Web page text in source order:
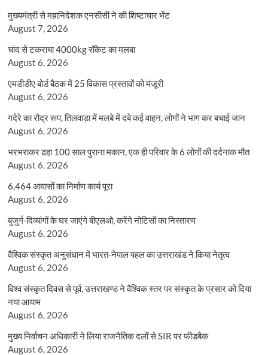
मुख्यमंत्री से महानिदेशक एनसीसी ने की शिष्टाचार भेंट
August 7, 2026
चांद से टकराया 4000kg रॉकेट का मलबा
August 6, 2026
एमडीडीए बोर्ड बैठक में 25 विकास प्रस्तावों को मंजूरी
August 6, 2026
गदेरे का रौद्र रूप, तिलवाड़ा में मलबे में दबे कई वाहन, लोगों ने भाग कर बचाई जान
August 6, 2026
भरभराकर ढहा 100 साल पुराना मकान, एक ही परिवार के 6 लोगों की दर्दनाक मौत
August 6, 2026
6,464 आवासों का निर्माण कार्य पूरा
August 6, 2026
बुजुर्ग-दिव्यांगों के घर जाएंगे बीएलओ, करेंगे नोटिसों का निस्तारण
August 6, 2026
वैश्विक संस्कृत अनुसंधान में भारत-नेपाल पहल का उत्तराखंड ने किया नेतृत्व
August 6, 2026
विश्व संस्कृत दिवस से पूर्व, उत्तराखण्ड ने वैश्विक स्तर पर संस्कृत के प्रसार को दिया
नया आयाम
August 6, 2026
मुख्य निर्वाचन अधिकारी ने लिया राजनैतिक दलों से SIR पर फीडबैक
August 6, 2026